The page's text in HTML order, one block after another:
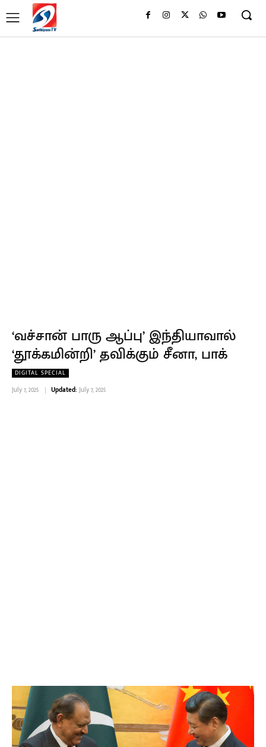
‘வச்சான் பாரு ஆப்பு’ இந்தியாவால்
‘தூக்கமின்றி’ தவிக்கும் சீனா, பாக்
DIGITAL SPECIAL
July 7, 2025 Updated: July 7, 2025